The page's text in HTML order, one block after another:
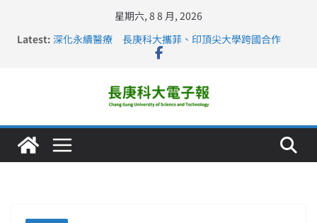
星期六, 8 8 月, 2026
Latest: 深化永續醫療 長庚科大攜菲、印頂尖大學跨國合作
長庚科大訪凱瑟醫療集團、美容學校收穫豐
仁德醫專與長庚科大締結策略聯盟 培育護理尖兵
長庚科大連四年穩居《遠見》醫學大學第5名 辦學實力再